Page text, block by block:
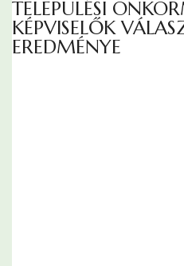
TELEPÜLÉSI
KÉPVISELŐK
EREDMÉNYE